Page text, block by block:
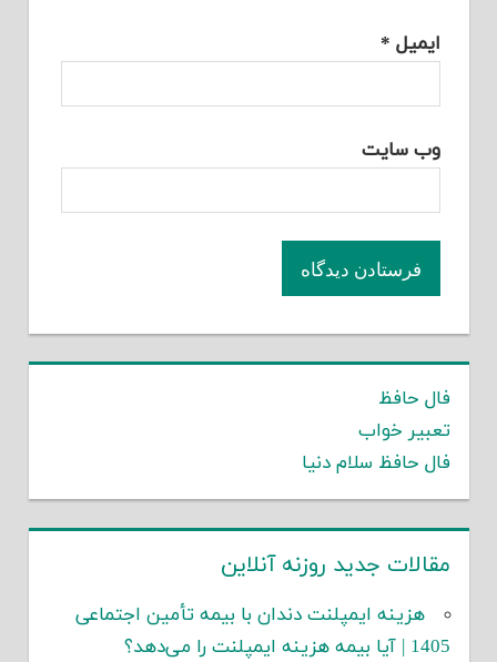
ایمیل *
وب‌ سایت
فال حافظ
تعبیر خواب
فال حافظ سلام دنیا
مقالات جدید روزنه آنلاین
هزینه ایمپلنت دندان با بیمه تأمین اجتماعی
1405 | آیا بیمه هزینه ایمپلنت را می‌دهد؟